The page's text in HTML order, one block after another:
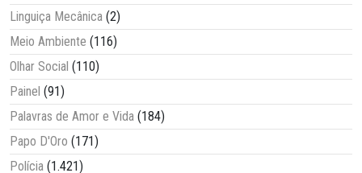
Linguiça Mecânica (2)
Meio Ambiente (116)
Olhar Social (110)
Painel (91)
Palavras de Amor e Vida (184)
Papo D'Oro (171)
Polícia (1.421)